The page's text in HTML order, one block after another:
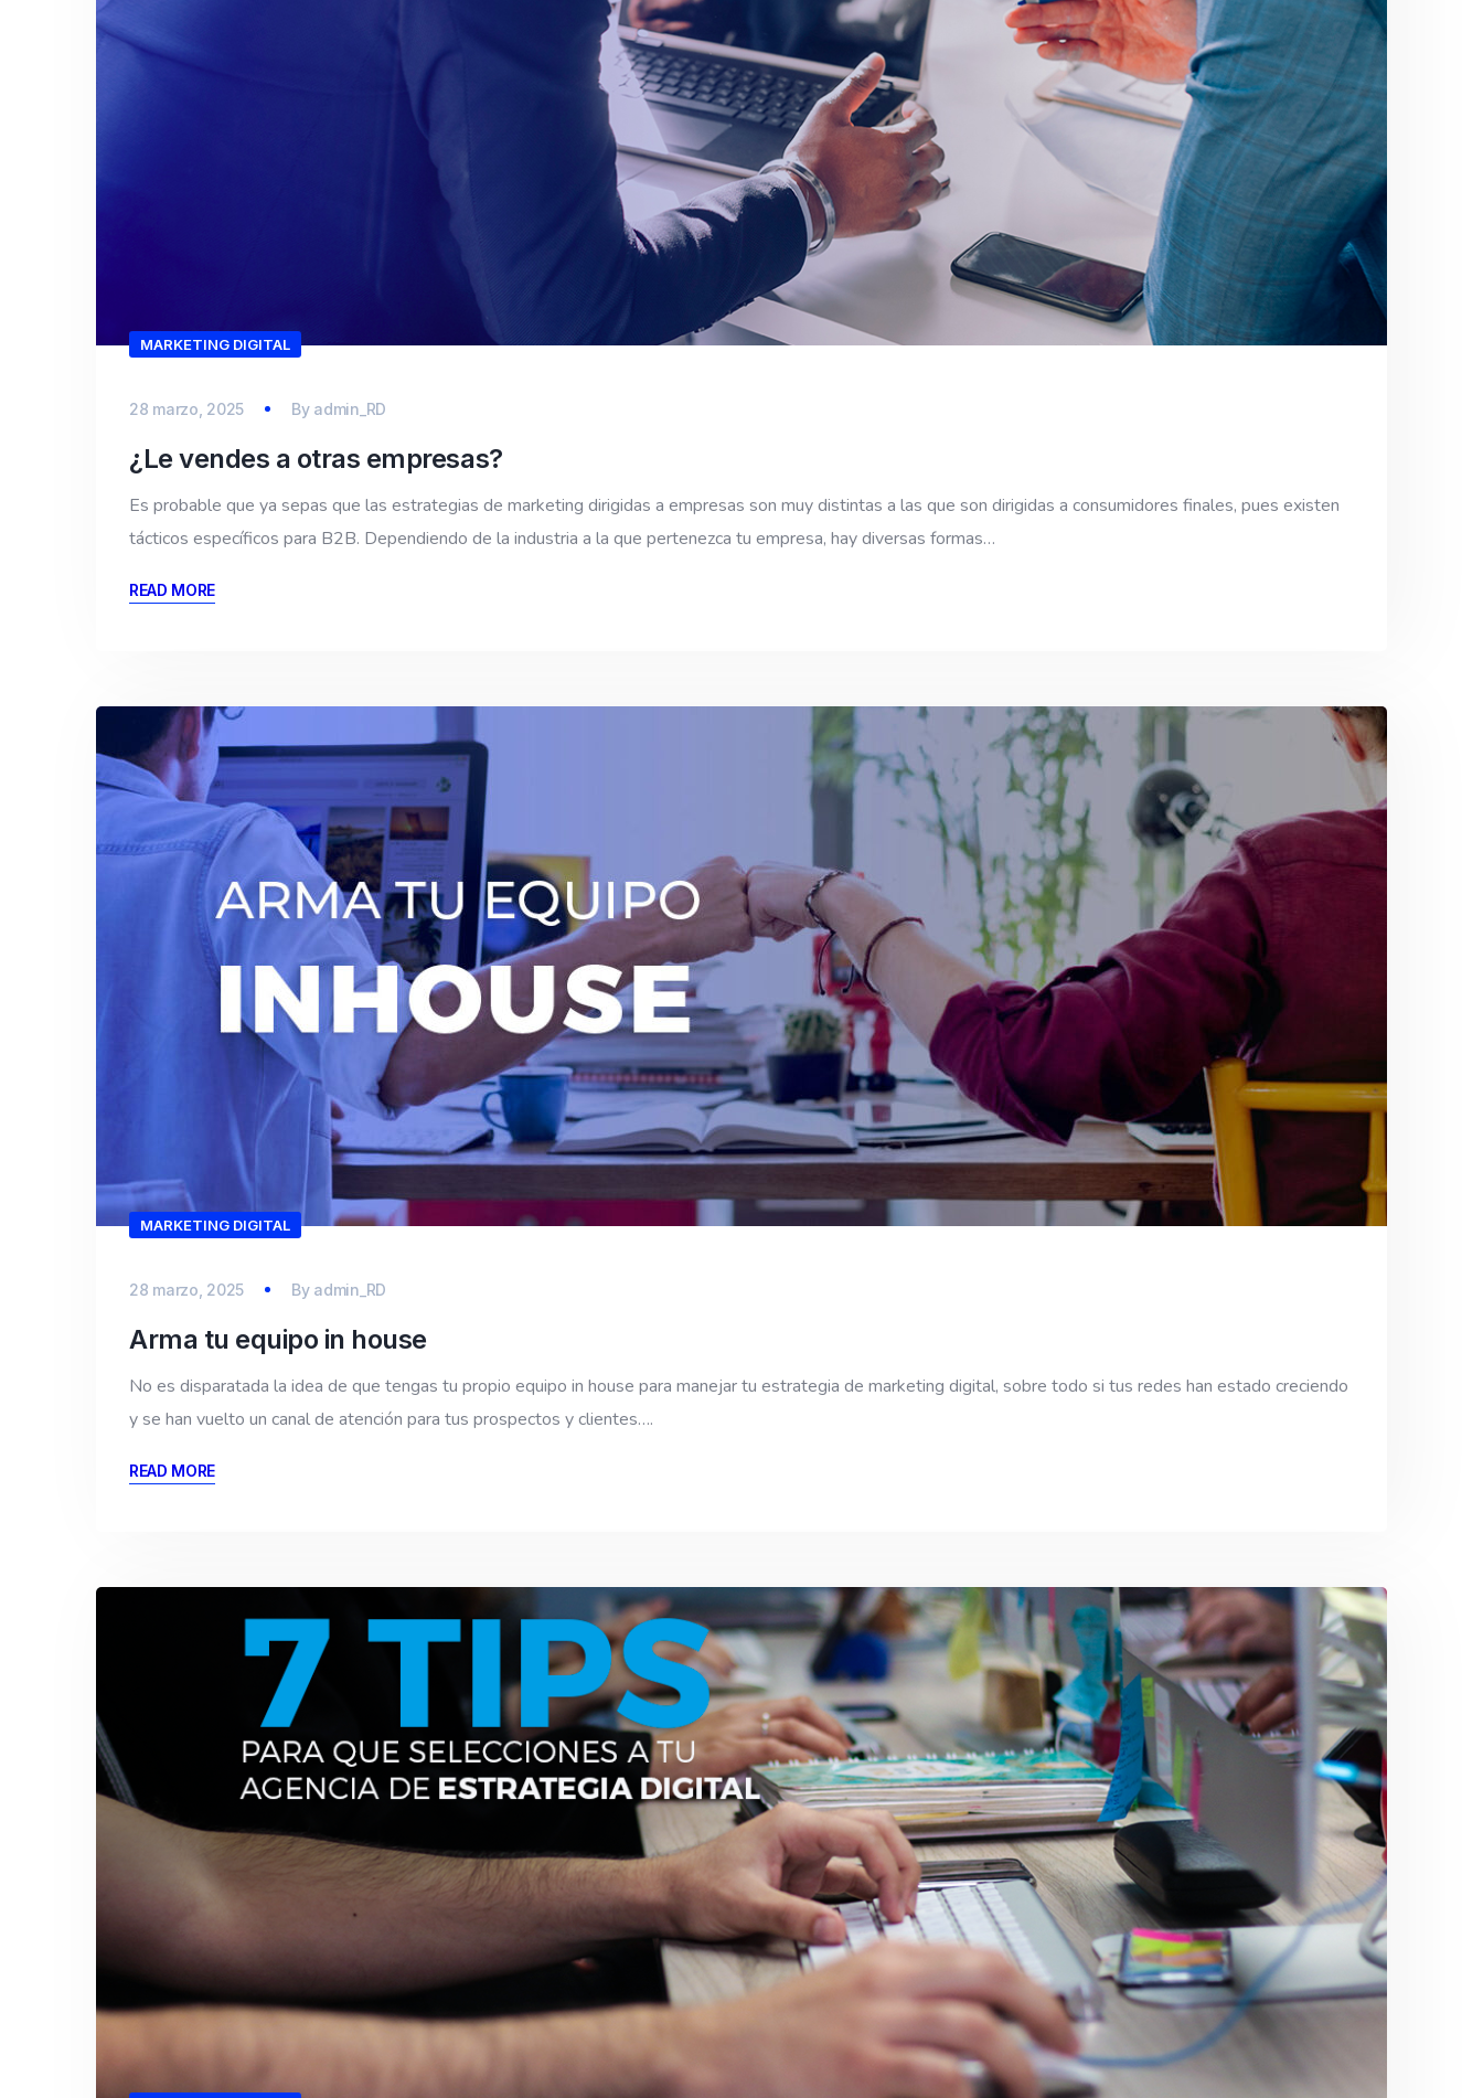
MARKETING DIGITAL
28 marzo, 2025 By admin_RD
¿Le vendes a otras empresas?
Es probable que ya sepas que las estrategias de marketing dirigidas a empresas son muy distintas a las que son dirigidas a consumidores finales, pues existen
tácticos específicos para B2B. Dependiendo de la industria a la que pertenezca tu empresa, hay diversas formas…
READ MORE
MARKETING DIGITAL
28 marzo, 2025 By admin_RD
Arma tu equipo in house
No es disparatada la idea de que tengas tu propio equipo in house para manejar tu estrategia de marketing digital, sobre todo si tus redes han estado creciendo
y se han vuelto un canal de atención para tus prospectos y clientes….
READ MORE